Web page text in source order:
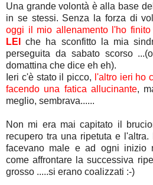
Una grande volontà è alla base
in se stessi. Senza la forza di
oggi il mio allenamento l'ho
LEI
che ha sconfitto la mia
perseguita da sabato scorso
domattina che dice eh eh).
Ieri c'è stato il picco, l'altro ieri ho
facendo una fatica allucinante,
meglio, sembrava......
Non mi era mai capitato il
recupero tra una ripetuta e
facevano male e ad ogni inizio
come affrontare la successiva
grosso .....si erano coalizzati :-)